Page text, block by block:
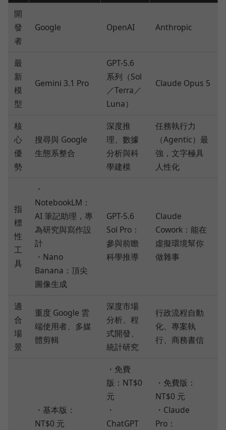
開
發
者
Google OpenAI Anthropic
最
新
模
型
Gemini 3.1 Pro
GPT-5.6
系列（Sol
／Terra／
Luna）
Claude Opus 5
核
心
優
勢
搜尋與 Google
生態系整合
深度推
理、數據
分析與科
學建模
任務執行力
（Agentic）最
強，文字極具
人性化
指
標
性
工
具
・
NotebookLM：
AI 筆記助理，專
為研究與寫作設
計
・Nano
Banana：頂尖
圖像生成
GPT-5.6
Sol Pro：
參與前瞻
科學推導
Claude
Cowork：能在
虛擬環境幫你
做雜事
適
合
場
景
重度 Google 雲
端使用者、多媒
體剪輯
深度市場
分析、程
式開發、
統計研究
行政流程自動
化、專案執
行、商務書信
・基本版：
NT$0 元
・免費
版：NT$0
元
・
ChatGPT
・免費版：
NT$0 元
・Claude
Pro：